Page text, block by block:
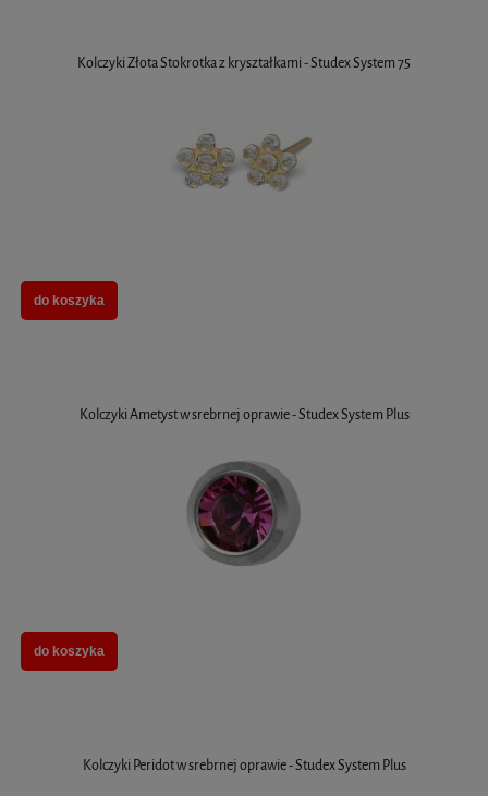
Kolczyki Złota Stokrotka z kryształkami - Studex System 75
do koszyka
Kolczyki Ametyst w srebrnej oprawie - Studex System Plus
do koszyka
Kolczyki Peridot w srebrnej oprawie - Studex System Plus